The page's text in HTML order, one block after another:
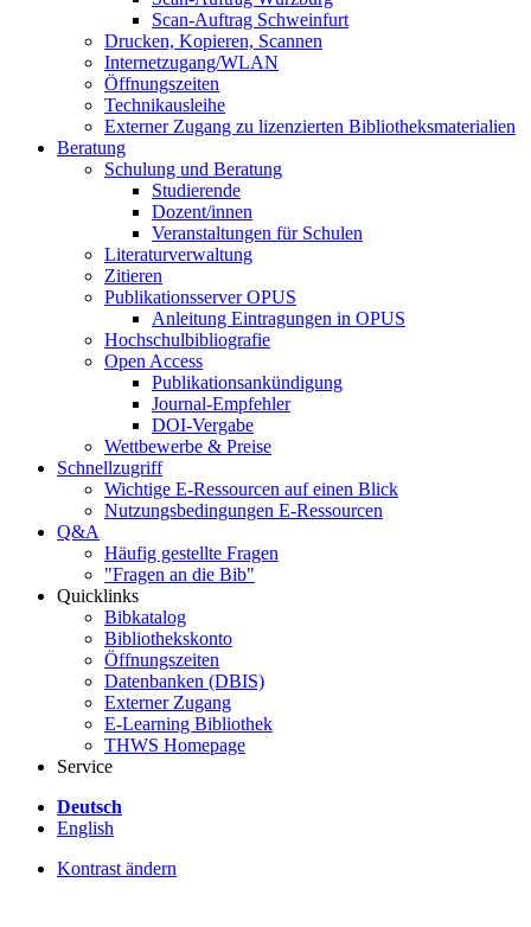
Scan-Auftrag Schweinfurt
Drucken, Kopieren, Scannen
Internetzugang/WLAN
Öffnungszeiten
Technikausleihe
Externer Zugang zu lizenzierten Bibliotheksmaterialien
Beratung
Schulung und Beratung
Studierende
Dozent/innen
Veranstaltungen für Schulen
Literaturverwaltung
Zitieren
Publikationsserver OPUS
Anleitung Eintragungen in OPUS
Hochschulbibliografie
Open Access
Publikationsankündigung
Journal-Empfehler
DOI-Vergabe
Wettbewerbe & Preise
Schnellzugriff
Wichtige E-Ressourcen auf einen Blick
Nutzungsbedingungen E-Ressourcen
Q&A
Häufig gestellte Fragen
"Fragen an die Bib"
Quicklinks
Bibkatalog
Bibliothekskonto
Öffnungszeiten
Datenbanken (DBIS)
Externer Zugang
E-Learning Bibliothek
THWS Homepage
Service
Deutsch
English
Kontrast ändern